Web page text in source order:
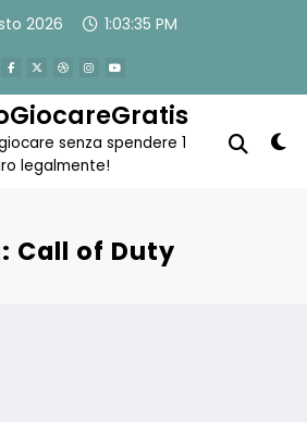
2026 1:03:36 PM
senza spendere 1
legalmente!
Call of Duty